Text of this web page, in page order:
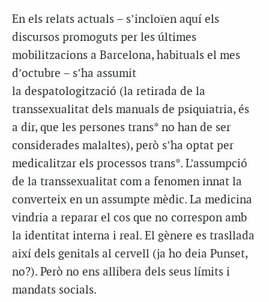
En els relats actuals – s’incloïen aquí els
discursos promoguts per les últimes
mobilitzacions a Barcelona, ​​habituals el mes
d’octubre – s’ha assumit
la despatologització (la retirada de la
transsexualitat dels manuals de psiquiatria, és
a dir, que les persones trans* no han de ser
considerades malaltes), però s’ha optat per
medicalitzar els processos trans*. L’assumpció
de la transsexualitat com a fenomen innat la
converteix en un assumpte mèdic. La medicina
vindria a reparar el cos que no correspon amb
la identitat interna i real. El gènere es trasllada
així dels genitals al cervell (ja ho deia Punset,
no?). Però no ens allibera dels seus límits i
mandats socials.